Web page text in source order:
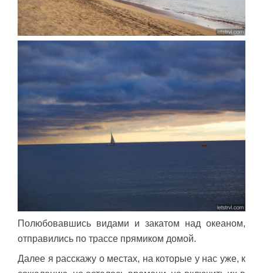
Полюбовавшись видами и закатом над океаном,
отправились по трассе прямиком домой.
Далее я расскажу о местах, на которые у нас уже, к